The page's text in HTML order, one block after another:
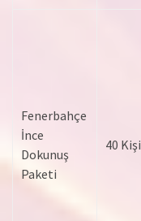
Fenerbahçe
İnce
Dokunuş
Paketi
40 Kişi